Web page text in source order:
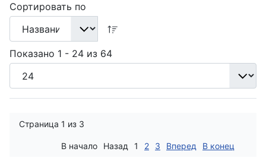
Сортировать по
Показано 1 - 24 из 64
Страница 1 из 3
В начало Назад 1 2 3 Вперед В конец